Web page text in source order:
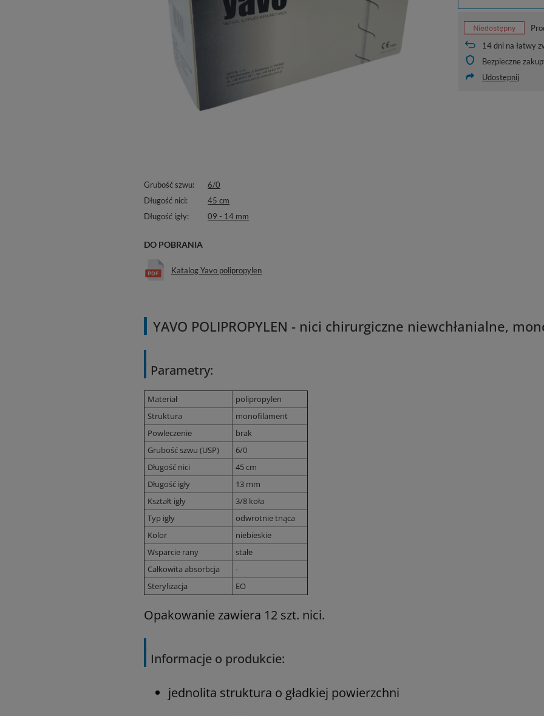
Grubość szwu
6/0
Długość nici
45 cm
Długość igły
09 - 14 mm
14dni na łatwy
Bezpieczne
Udostępnij
DO POBRANIA
Katalog Yavo polipropylen
YAVO POLIPROPYLEN - nici chirurgiczne niewchłanialne,
Parametry:
Materiał
polipropylen
Struktura
monofilament
Powleczenie
brak
Grubość szwu (USP)
6/0
Długość nici
45 cm
Długość igły
13 mm
Kształt igły
3/8 koła
Typ igły
odwrotnie tnąca
Kolor
niebieskie
Wsparcie rany
stałe
Całkowita absorbcja
-
Sterylizacja
EO
Opakowanie zawiera 12 szt. nici.
Informacje o produkcie:
jednolita struktura o gładkiej powierzchni